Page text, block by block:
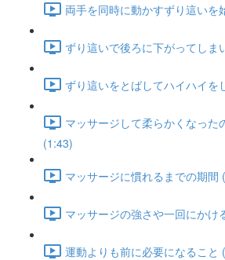
両手を同時に動かすずり這いを
ずり這いで後ろに下がってしま
ずり這いをとばしてハイハイを
マッサージして柔らかくなった
(1:43)
マッサージに慣れるまでの期間
マッサージの強さや一回にかけ
運動よりも前に必要になること